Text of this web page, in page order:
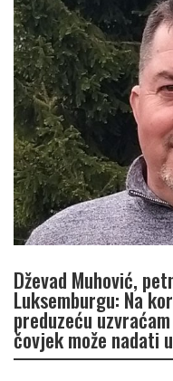
Dževad Muhović,
Luksemburgu: Na
preduzeću
čovjek može nadati